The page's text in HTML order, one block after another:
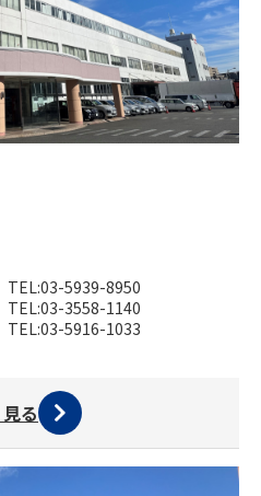
5939-8950
3558-1140
5916-1033
る